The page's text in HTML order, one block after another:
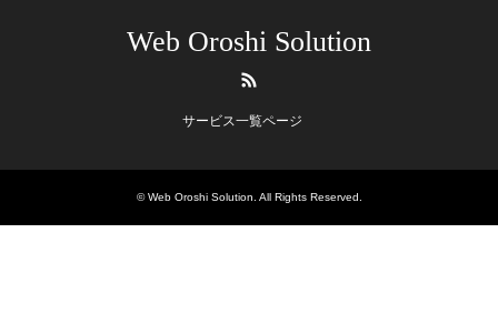
Web Oroshi Solution
サービス一覧ページ
©Web Oroshi Solution . All Rights Reserved.